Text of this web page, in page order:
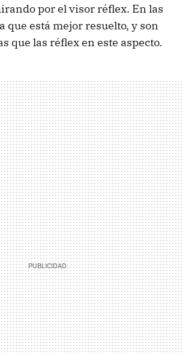
por el visor réflex. En las
que está mejor resuelto, y son
que las réflex en este aspecto.